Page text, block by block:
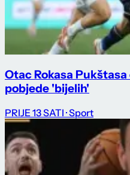
Otac Rokasa
pobjede 'bijelih'
PRIJE 13 SATI · Sport